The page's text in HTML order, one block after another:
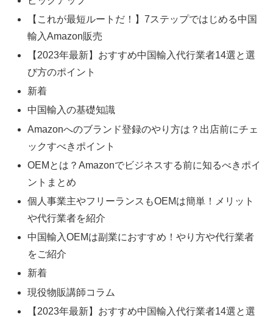
【これが最短ルートだ！】7ステップではじめる中国
輸入Amazon販売
【2023年最新】おすすめ中国輸入代行業者14選と選
び方のポイント
新着
中国輸⼊の基礎知識
Amazonへのブランド登録のやり方は？出店前にチェ
ックすべきポイント
OEMとは？Amazonでビジネスする前に知るべきポイ
ントまとめ
個人事業主やフリーランスもOEMは簡単！メリット
や代行業者を紹介
中国輸入OEMは副業におすすめ！やり方や代行業者
をご紹介
新着
現役物販講師コラム
【2023年最新】おすすめ中国輸入代行業者14選と選